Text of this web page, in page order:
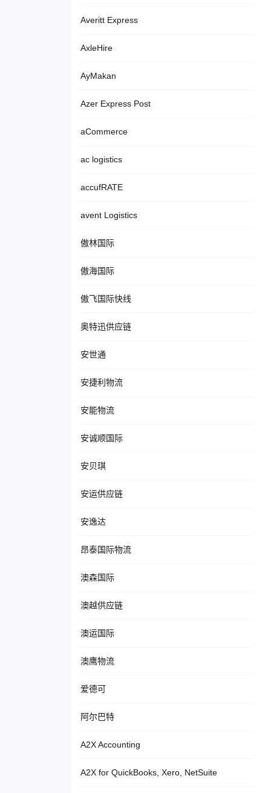
Averitt Express
AxleHire
AyMakan
Azer Express Post
aCommerce
ac logistics
accufRATE
avent Logistics
傲林国际
傲海国际
傲飞国际快线
奥特迅供应链
安世通
安捷利物流
安能物流
安诚顺国际
安贝琪
安运供应链
安逸达
昂泰国际物流
澳森国际
澳越供应链
澳运国际
澳鹰物流
爱德可
阿尔巴特
A2X Accounting
A2X for QuickBooks, Xero, NetSuite